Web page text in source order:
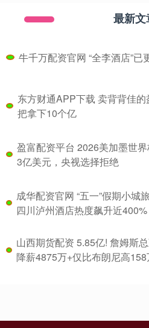
最新文
牛千万配资官网 “全李酒店”已
东方财通APP下载 卖背背佳
把拿下10个亿
盈富配资平台 2026美加墨世
3亿美元，央视选择拒绝
成华配资官网 “五一”假期小城
四川泸州酒店热度飙升近400%
山西期货配资 5.85亿! 詹姆斯
降薪4875万+仅比布朗尼高158